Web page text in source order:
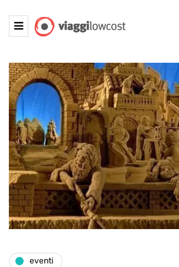
eventi